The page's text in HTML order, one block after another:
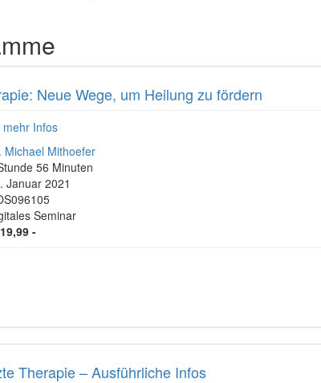
Neue Wege, um Heilung zu fördern
Infos
Michael Mithoefer
56 Minuten
Januar 2021
Seminar
-
Therapie – Ausführliche Infos